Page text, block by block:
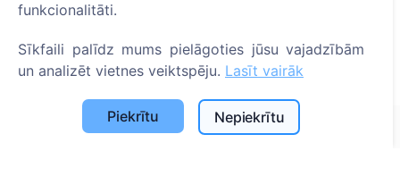
Administratoriem
© 2013 - 2026 Cemety Visas tiesības aizsargātas
Privātuma politika un noteikumi.
funkcionalitāti.
Sīkfaili palīdz mums pielāgoties jūsu vajadzībām
un analizēt vietnes veiktspēju. Lasīt vairāk
Piekrītu Nepiekrītu